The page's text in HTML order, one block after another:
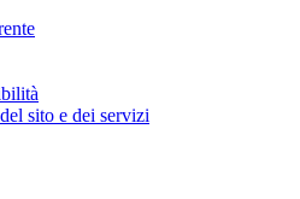
sito e dei servizi